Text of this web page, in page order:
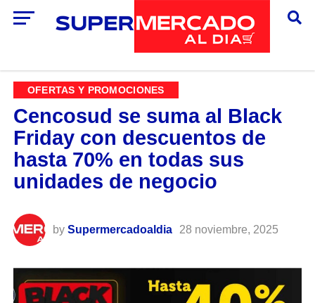
OFERTAS Y PROMOCIONES
Cencosud se suma al Black
Friday con descuentos de
hasta 70% en todas sus
unidades de negocio
by Supermercadoaldia 28 noviembre, 2025